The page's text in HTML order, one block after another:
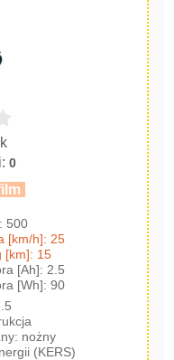
0
500
[km/h]: 25
[km]: 15
[Ah]: 2.5
[Wh]: 90
nożny
(KERS)